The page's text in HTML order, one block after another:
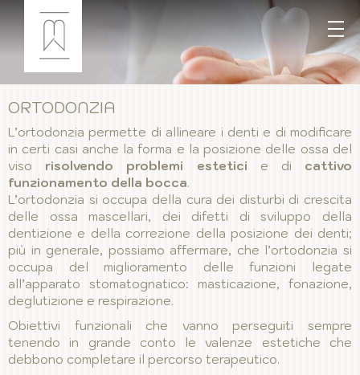
ORTODONZIA
L’ortodonzia permette di allineare i denti e di modificare
in certi casi anche la forma e la posizione delle ossa del
viso risolvendo problemi estetici e di cattivo
funzionamento della bocca.
L’ortodonzia si occupa della cura dei disturbi di crescita
delle ossa mascellari, dei difetti di sviluppo della
dentizione e della correzione della posizione dei denti;
più in generale, possiamo affermare, che l’ortodonzia si
occupa del miglioramento delle funzioni legate
all’apparato stomatognatico: masticazione, fonazione,
deglutizione e respirazione.
Obiettivi funzionali che vanno perseguiti sempre
tenendo in grande conto le valenze estetiche che
debbono completare il percorso terapeutico.